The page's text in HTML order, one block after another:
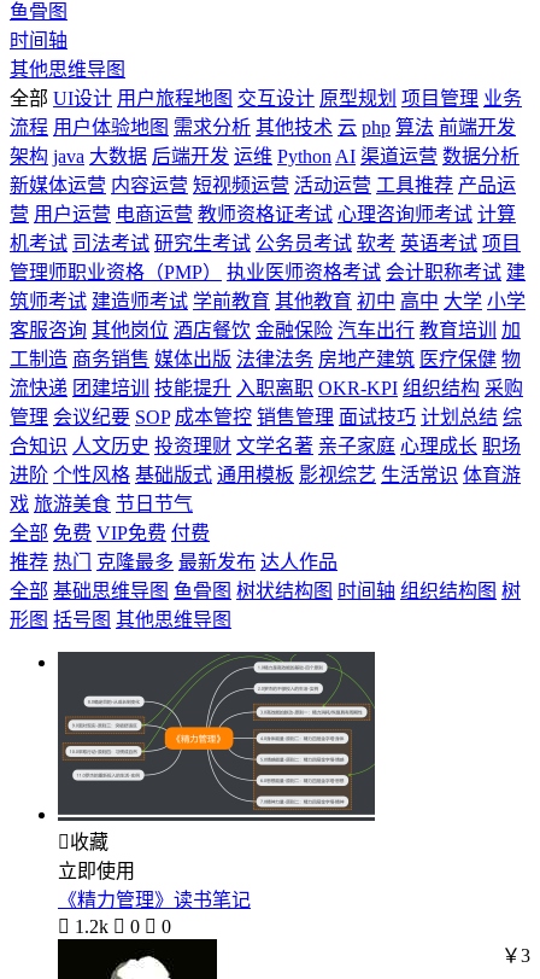
鱼骨图
时间轴
其他思维导图
全部 UI设计 用户旅程地图 交互设计 原型规划 项目管理 业务
流程 用户体验地图 需求分析 其他技术 云 php 算法 前端开发
架构 java 大数据 后端开发 运维 Python AI 渠道运营 数据分析
新媒体运营 内容运营 短视频运营 活动运营 工具推荐 产品运
营 用户运营 电商运营 教师资格证考试 心理咨询师考试 计算
机考试 司法考试 研究生考试 公务员考试 软考 英语考试 项目
管理师职业资格（PMP）
执业医师资格考试 会计职称考试 建
筑师考试 建造师考试 学前教育 其他教育 初中 高中 大学 小学
客服咨询 其他岗位 酒店餐饮 金融保险 汽车出行 教育培训
加
工制造 商务销售 媒体出版 法律法务 房地产建筑 医疗保健 物
流快递 团建培训 技能提升 入职离职 OKR-KPI 组织结构 采购
管理 会议纪要 SOP 成本管控 销售管理 面试技巧 计划总结 综
合知识 人文历史 投资理财 文学名著 亲子家庭 心理成长 职场
进阶 个性风格 基础版式 通用模板 影视综艺 生活常识 体育游
戏 旅游美食 节日节气
全部 免费 VIP免费 付费
推荐 热门 克隆最多 最新发布 达人作品
全部 基础思维导图 鱼骨图 树状结构图 时间轴 组织结构图 树
形图 括号图 其他思维导图
收藏
立即使用
《精力管理》读书笔记
 1.2k  0  0
￥3